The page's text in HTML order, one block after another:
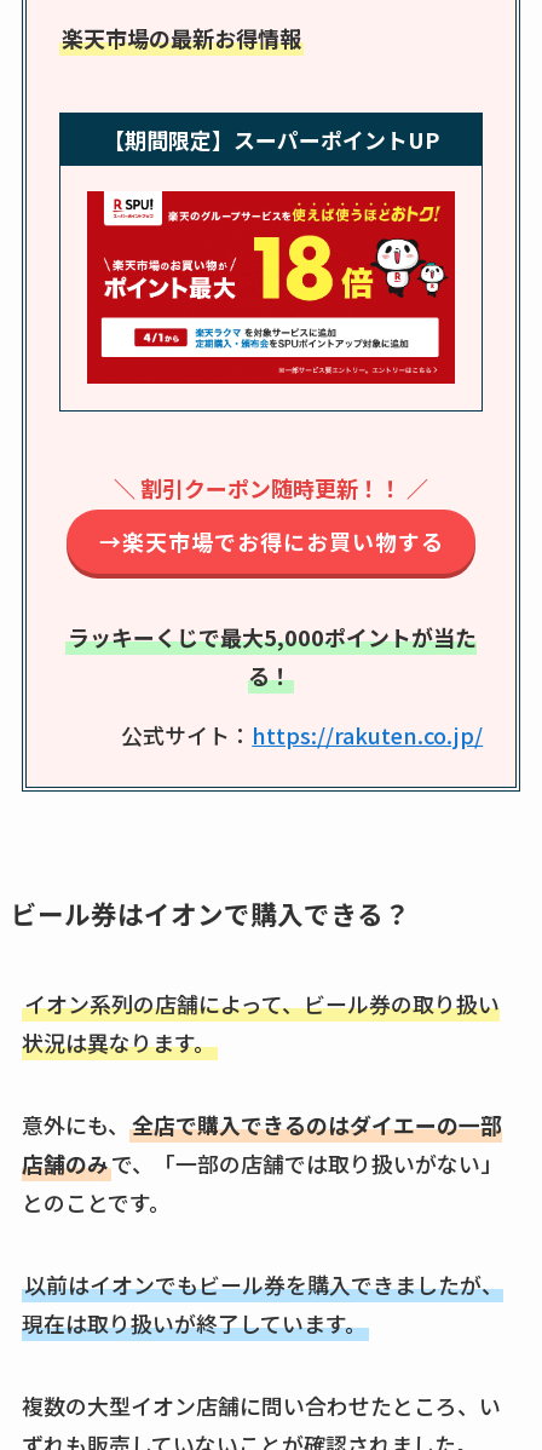
こ？楽天・amazonで
れの口コミも調査
しまむら布団セット
の料金は？セール・
半額になるのはい
つ？激安販売店・通
販も調査
karseellはどこで売っ
売店も調査
エッセンシャルフラ
ットが廃盤？なぜ？
売ってない？どこで
売ってるか・代替品
など解説
ビタクラフトのウル
キーピング販売終了
ない？売ってる場所
クランベリージュー
スはコンビニで売っ
楽天市場の最新お得情報
【期間限定】スーパーポイントUP
＼ 割引クーポン随時更新！！ ／
→楽天市場でお得にお買い物する
ラッキーくじで最大5,000ポイントが当た
る！
公式サイト： https://rakuten.co.jp/
ビール券はイオンで購入できる？
イオン系列の店舗によって、ビール券の取り扱い
状況は異なります。
意外にも、 全店で購入できるのはダイエーの一部
店舗のみで、「一部の店舗では取り扱いがない」
とのことです。
以前はイオンでもビール券を購入できましたが、
現在は取り扱いが終了しています。
複数の大型イオン店舗に問い合わせたところ、い
ずれも販売していないことが確認されました。